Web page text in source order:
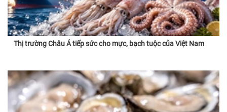
Thị trường Châu Á tiếp sức cho mực, bạch tuộc của Việt Nam